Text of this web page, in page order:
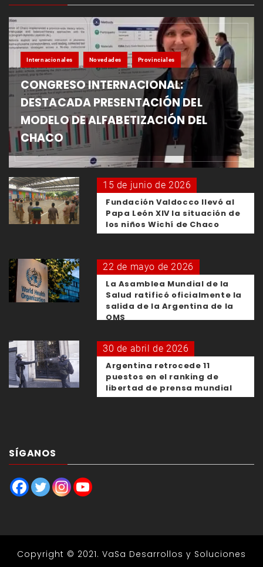
Internacionales Novedades Provinciales
CONGRESO INTERNACIONAL:
DESTACADA PRESENTACIÓN DEL
MODELO DE ALFABETIZACIÓN DEL
CHACO
15 de junio de 2026
Fundación Valdocco llevó al
Papa León XIV la situación de
los niños Wichí de Chaco
22 de mayo de 2026
La Asamblea Mundial de la
Salud ratificó oficialmente la
salida de la Argentina de la
OMS
30 de abril de 2026
Argentina retrocede 11
puestos en el ranking de
libertad de prensa mundial
SÍGANOS
Copyright © 2021. VaSa Desarrollos y Soluciones